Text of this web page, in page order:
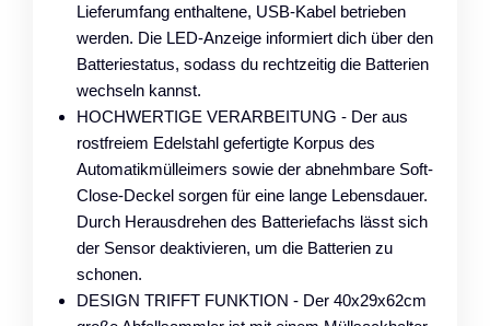
Lieferumfang enthaltene, USB-Kabel betrieben
werden. Die LED-Anzeige informiert dich über den
Batteriestatus, sodass du rechtzeitig die Batterien
wechseln kannst.
HOCHWERTIGE VERARBEITUNG - Der aus
rostfreiem Edelstahl gefertigte Korpus des
Automatikmülleimers sowie der abnehmbare Soft-
Close-Deckel sorgen für eine lange Lebensdauer.
Durch Herausdrehen des Batteriefachs lässt sich
der Sensor deaktivieren, um die Batterien zu
schonen.
DESIGN TRIFFT FUNKTION - Der 40x29x62cm